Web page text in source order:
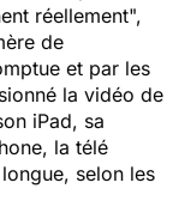
réellement",
de
et par les
la vidéo de
iPad, sa
la télé
selon les